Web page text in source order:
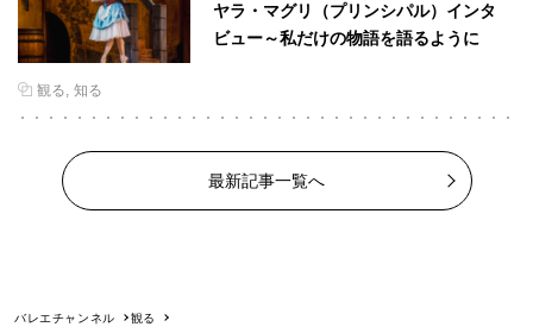
ヤラ・マグリ（プリンシパル）インタ
ビュー～私だけの物語を語るように
観る 知る
最新記事一覧へ
バレエチャンネル 観る